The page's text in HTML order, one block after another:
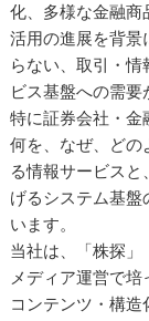
化、多様な金融商
活用の進展を背景
らない、取引・
ビス基盤への需要
特に証券会社・金
何を、なぜ、どの
る情報サービス
げるシステム基盤
います。
当社は、「株探
メディア運営で
コンテンツ・構